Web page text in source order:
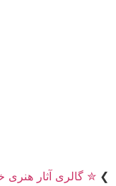
❯ ✮ گالری آثار هنری